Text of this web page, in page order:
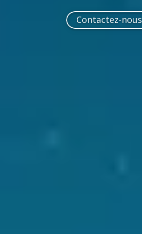
Contactez-nous